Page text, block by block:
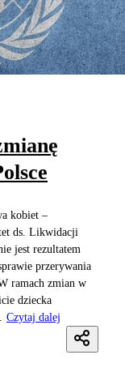
kobiet –
ds. Likwidacji
jest rezultatem
przerywania
ramach zmian w
dziecka
Czytaj dalej